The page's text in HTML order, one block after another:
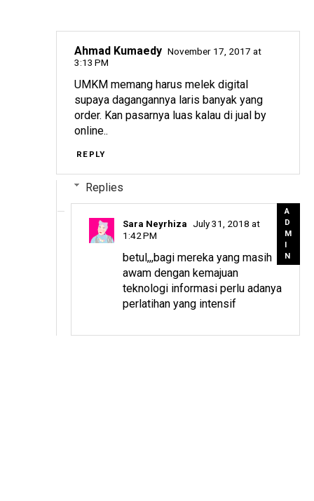
Ahmad Kumaedy November 17, 2017 at
3:13 PM
UMKM memang harus melek digital
supaya dagangannya laris banyak yang
order. Kan pasarnya luas kalau di jual by
online..
REPLY
Replies
Sara Neyrhiza July 31, 2018 at
1:42 PM
betul,,,bagi mereka yang masih
awam dengan kemajuan
teknologi informasi perlu adanya
perlatihan yang intensif